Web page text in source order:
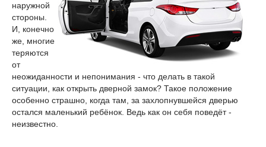
наружной
стороны.
И, конечно
же, многие
теряются
от
неожиданности и непонимания - что делать в такой
ситуации, как открыть дверной замок? Такое положение
особенно страшно, когда там, за захлопнувшейся дверью
остался маленький ребёнок. Ведь как он себя поведёт -
неизвестно.